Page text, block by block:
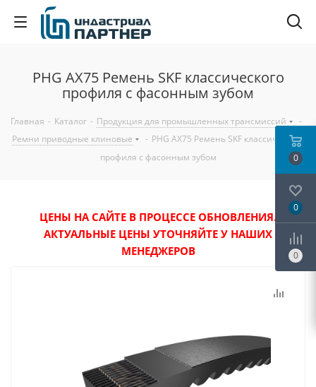
PHG AX75 Ремень SKF классического
профиля с фасонным зубом
Главная - Каталог - Продукция для промышленных трансмиссий
-
Ремни приводные клиновые
- PHG AX75 Ремень SKF классического
профиля с фасонным зубом
ЦЕНЫ НА САЙТЕ В ПРОЦЕССЕ ОБНОВЛЕНИЯ.
АКТУАЛЬНЫЕ ЦЕНЫ УТОЧНЯЙТЕ У НАШИХ
МЕНЕДЖЕРОВ
0
0
0